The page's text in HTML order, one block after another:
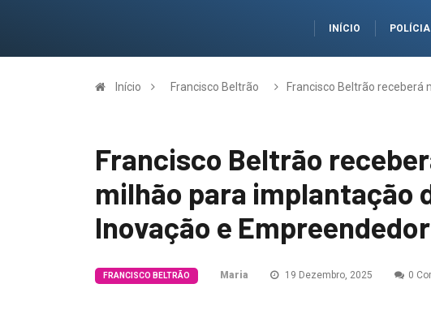
INÍCIO POLÍCIA
Início Francisco Beltrão Francisco Beltrão receberá
Francisco Beltrão
milhão para implantação
Inovação e
FRANCISCO BELTRÃO Maria 19 Dezembro, 2025 0